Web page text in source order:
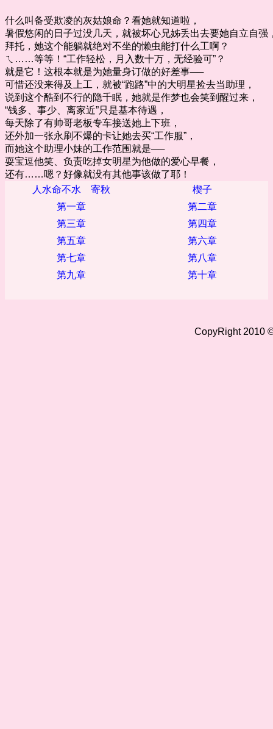
什么叫备受欺凌的灰姑娘命？看她就知道啦，
暑假悠闲的日子过没几天，就被坏心兄姊丢出去要她自立自强
拜托，她这个能躺就绝对不坐的懒虫能打什么工啊？
ㄟ……等等！“工作轻松，月入数十万，无经验可”？
就是它！这根本就是为她量身订做的好差事──
可惜还没来得及上工，就被“跑路”中的大明星捡去当助理，
说到这个酷到不行的隐千眠，她就是作梦也会笑到醒过来，
“钱多、事少、离家近”只是基本待遇，
每天除了有帅哥老板专车接送她上下班，
还外加一张永刷不爆的卡让她去买“工作服”，
而她这个助理小妹的工作范围就是──
耍宝逗他笑、负责吃掉女明星为他做的爱心早餐，
还有……嗯？好像就没有其他事该做了耶！
人水命不水 寄秋
楔子
第一章
第二章
第三章
第四章
第五章
第六章
第七章
第八章
第九章
第十章
CopyRight 2010